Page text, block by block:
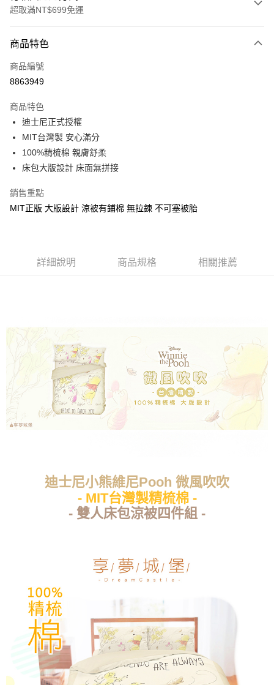
超取滿NT$699免運
信用卡一次付款
超商取貨付款
Apple Pay
街口支付
悠遊付
Google Pay
ATM付款
全家★依產品說明
宅配
每筆NT$80，滿NT$699(含以上)免運費
商品特色
商品編號
8863949
商品特色
迪士尼正式授權
MIT台灣製 安心滿分
100%精梳棉 親膚舒柔
床包大版設計 床面無拼接
銷售重點
MIT正版 大版設計 涼被有鋪棉 無拉鍊 不可塞被胎
詳細說明 商品規格 相關推薦
迪士尼小熊維尼Pooh 微風吹吹
- MIT台灣製精梳棉 -
- 雙人床包涼被四件組 -